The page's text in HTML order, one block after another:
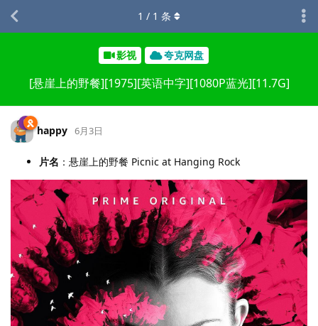
影视 夸克网盘
[悬崖上的野餐][1975][英语中字][1080P蓝光][11.7G]
1 / 1 条
happy 6月3日
片名 ：悬崖上的野餐 Picnic at Hanging Rock